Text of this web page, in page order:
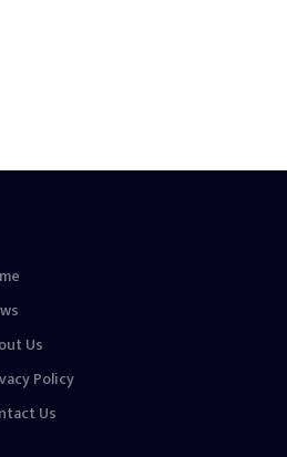
Us
Policy
Us